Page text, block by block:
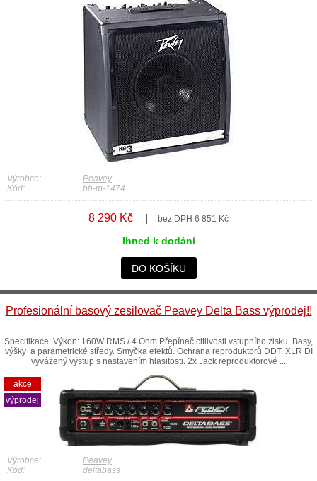
Výrobce:
Peavey
Kód:
bh-m-1474
8 290 Kč bez DPH 6 851 Kč
Ihned k dodání
DO KOŠÍKU
Profesionální basový zesilovač Peavey Delta Bass výprodej!!
Specifikace: Výkon: 160W RMS / 4 Ohm Přepínač citlivosti vstupního zisku. Basy,
výšky a parametrické středy. Smyčka efektů. Ochrana reproduktorů DDT. XLR DI
vyvážený výstup s nastavením hlasitosti. 2x Jack reproduktorové ...
akce
výprodej
Výrobce:
Peavey
Kód:
deltabass